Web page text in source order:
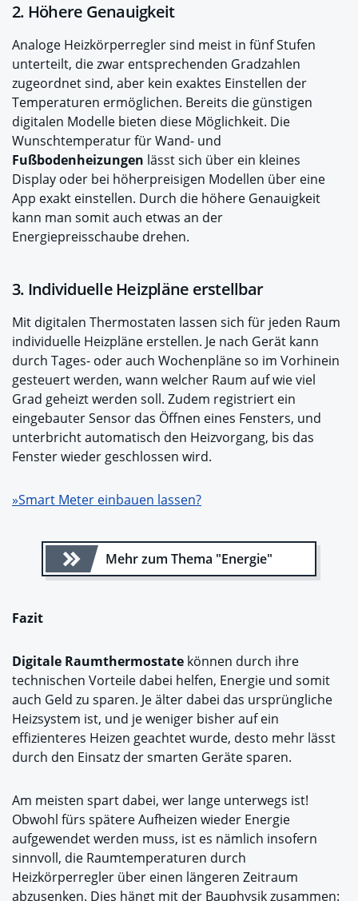
2. Höhere Genauigkeit
Analoge Heizkörperregler sind meist in fünf Stufen
unterteilt, die zwar entsprechenden Gradzahlen
zugeordnet sind, aber kein exaktes Einstellen der
Temperaturen ermöglichen. Bereits die günstigen
digitalen Modelle bieten diese Möglichkeit. Die
Wunschtemperatur für Wand- und
Fußbodenheizungen lässt sich über ein kleines
Display oder bei höherpreisigen Modellen über eine
App exakt einstellen. Durch die höhere Genauigkeit
kann man somit auch etwas an der
Energiepreisschaube drehen.
3. Individuelle Heizpläne erstellbar
Mit digitalen Thermostaten lassen sich für jeden Raum
individuelle Heizpläne erstellen. Je nach Gerät kann
durch Tages- oder auch Wochenpläne so im Vorhinein
gesteuert werden, wann welcher Raum auf wie viel
Grad geheizt werden soll. Zudem registriert ein
eingebauter Sensor das Öffnen eines Fensters, und
unterbricht automatisch den Heizvorgang, bis das
Fenster wieder geschlossen wird.
»Smart Meter einbauen lassen?
Mehr zum Thema "Energie"
Fazit
Digitale Raumthermostate können durch ihre
technischen Vorteile dabei helfen, Energie und somit
auch Geld zu sparen. Je älter dabei das ursprüngliche
Heizsystem ist, und je weniger bisher auf ein
effizienteres Heizen geachtet wurde, desto mehr lässt
durch den Einsatz der smarten Geräte sparen.
Am meisten spart dabei, wer lange unterwegs ist!
Obwohl fürs spätere Aufheizen wieder Energie
aufgewendet werden muss, ist es nämlich insofern
sinnvoll, die Raumtemperaturen durch
Heizkörperregler über einen längeren Zeitraum
abzusenken. Dies hängt mit der Bauphysik zusammen: